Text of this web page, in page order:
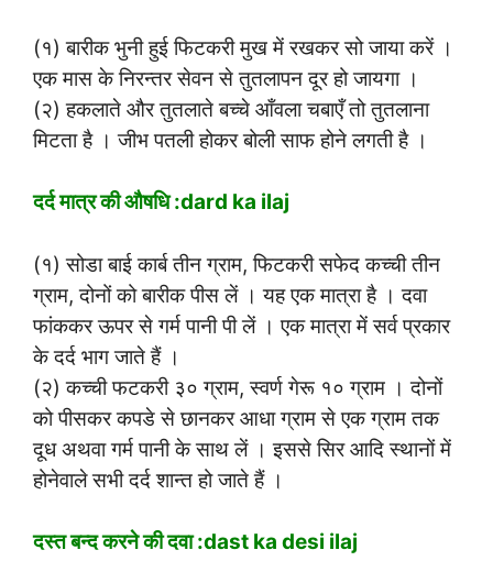
(१) बारीक भुनी हुई फिटकरी मुख में रखकर सो जाया करें ।
एक मास के निरन्तर सेवन से तुतलापन दूर हो जायगा ।
(२) हकलाते और तुतलाते बच्चे आँवला चबाएँ तो तुतलाना
मिटता है । जीभ पतली होकर बोली साफ होने लगती है ।
दर्द मात्र की औषधि :dard ka ilaj
(१) सोडा बाई कार्ब तीन ग्राम, फिटकरी सफेद कच्ची तीन
ग्राम, दोनों को बारीक पीस लें । यह एक मात्रा है । दवा
फांककर ऊपर से गर्म पानी पी लें । एक मात्रा में सर्व प्रकार
के दर्द भाग जाते हैं ।
(२) कच्ची फटकरी ३० ग्राम, स्वर्ण गेरू १० ग्राम । दोनों
को पीसकर कपडे से छानकर आधा ग्राम से एक ग्राम तक
दूध अथवा गर्म पानी के साथ लें । इससे सिर आदि स्थानों में
होनेवाले सभी दर्द शान्त हो जाते हैं ।
दस्त बन्द करने की दवा :dast ka desi ilaj